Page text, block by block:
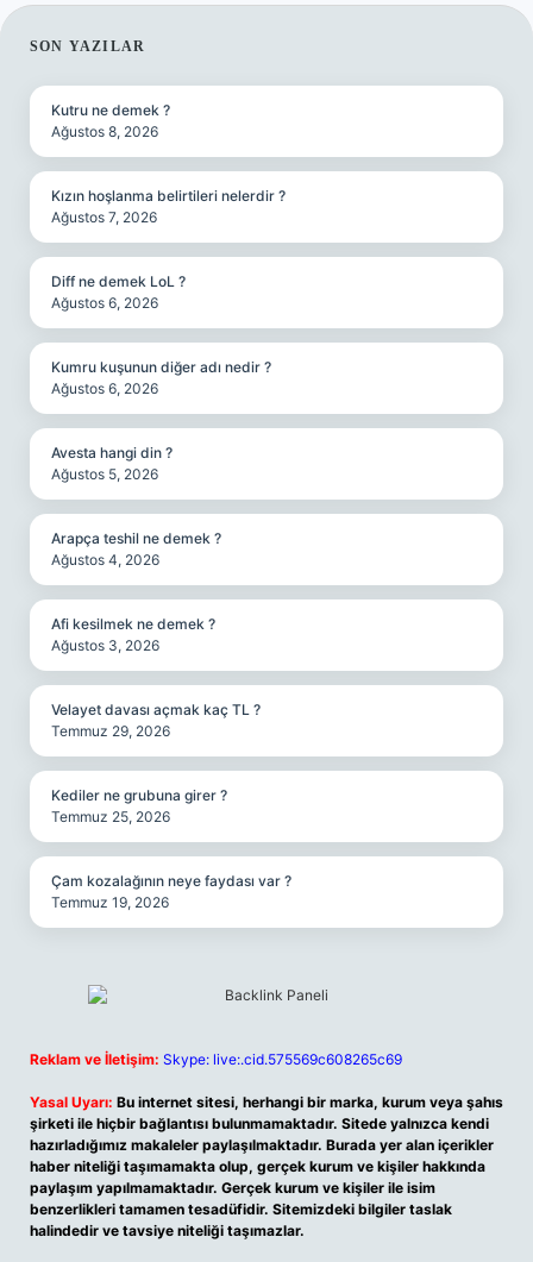
SIDEBAR
SON YAZILAR
Kutru ne demek ?
Ağustos 8, 2026
Kızın hoşlanma belirtileri nelerdir ?
Ağustos 7, 2026
Diff ne demek LoL ?
Ağustos 6, 2026
Kumru kuşunun diğer adı nedir ?
Ağustos 6, 2026
Avesta hangi din ?
Ağustos 5, 2026
Arapça teshil ne demek ?
Ağustos 4, 2026
Afi kesilmek ne demek ?
Ağustos 3, 2026
Velayet davası açmak kaç TL ?
Temmuz 29, 2026
Kediler ne grubuna girer ?
Temmuz 25, 2026
Çam kozalağının neye faydası var ?
Temmuz 19, 2026
Reklam ve İletişim: Skype: live:.cid.575569c608265c69
Yasal Uyarı: Bu internet sitesi, herhangi bir marka, kurum veya şahıs
şirketi ile hiçbir bağlantısı bulunmamaktadır. Sitede yalnızca kendi
hazırladığımız makaleler paylaşılmaktadır. Burada yer alan içerikler
haber niteliği taşımamakta olup, gerçek kurum ve kişiler hakkında
paylaşım yapılmamaktadır. Gerçek kurum ve kişiler ile isim
benzerlikleri tamamen tesadüfidir. Sitemizdeki bilgiler taslak
halindedir ve tavsiye niteliği taşımazlar.